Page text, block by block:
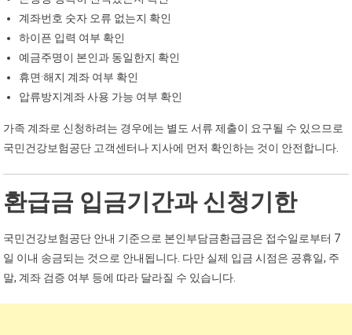
계좌번호 숫자 오류 없는지 확인
하이픈 입력 여부 확인
예금주명이 본인과 동일한지 확인
휴면·해지 계좌 여부 확인
압류방지계좌 사용 가능 여부 확인
가족 계좌로 신청하려는 경우에는 별도 서류 제출이 요구될 수 있으므로
국민건강보험공단 고객센터나 지사에 먼저 확인하는 것이 안전합니다.
환급금 입금기간과 신청기한
국민건강보험공단 안내 기준으로 본인부담금환급금은 접수일로부터 7
일 이내 송금되는 것으로 안내됩니다. 다만 실제 입금 시점은 공휴일, 주
말, 계좌 검증 여부 등에 따라 달라질 수 있습니다.